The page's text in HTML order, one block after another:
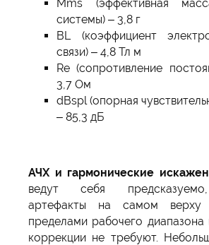
Mms (эффективная
системы) – 3,8 г
BL (коэффициент
связи) – 4,8 Тл м
Re (сопротивление
3,7 Ом
dBspl (опорная
– 85,3 дБ
АЧХ и гармонические
ведут себя
артефакты на самом верху
пределами рабочего диапазона
коррекции не требуют.